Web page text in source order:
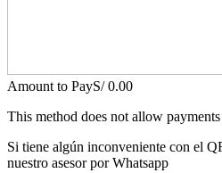
Amount to PayS/0.00
This method does not allow
Si tiene algún inconveniente con el
nuestro asesor por Whatsapp